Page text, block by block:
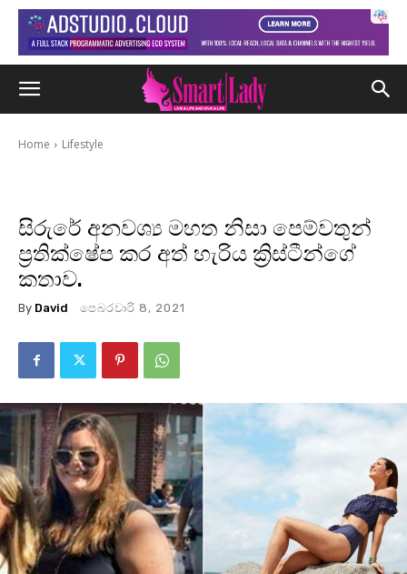
Home Lifestyle
සිරුරේ අනවශ්‍ය මහත නිසා පෙම්වතුන්
ප්‍රතික්ෂේප කර අත් හැරිය ක්‍රිස්ටීන්ගේ
කතාව.
By David පෙබරවාරි 8, 2021